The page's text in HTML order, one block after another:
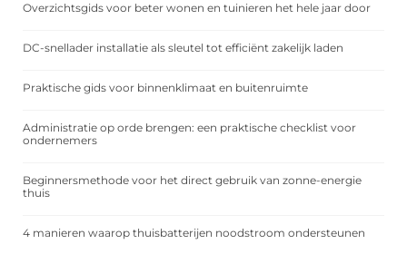
Overzichtsgids voor beter wonen en tuinieren het hele jaar door
DC-snellader installatie als sleutel tot efficiënt zakelijk laden
Praktische gids voor binnenklimaat en buitenruimte
Administratie op orde brengen: een praktische checklist voor
ondernemers
Beginnersmethode voor het direct gebruik van zonne-energie
thuis
4 manieren waarop thuisbatterijen noodstroom ondersteunen